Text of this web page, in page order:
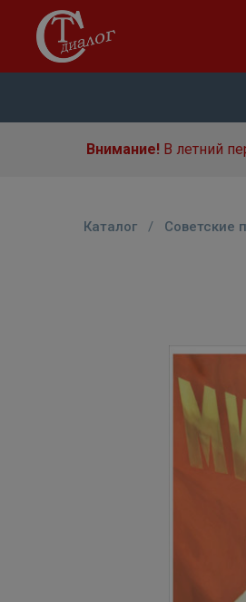
Внимание! В летний
Каталог / Советские